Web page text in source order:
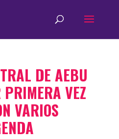
DE AEBU
PRIMERA VEZ
VARIOS